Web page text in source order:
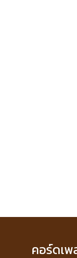
คอร์ดเ